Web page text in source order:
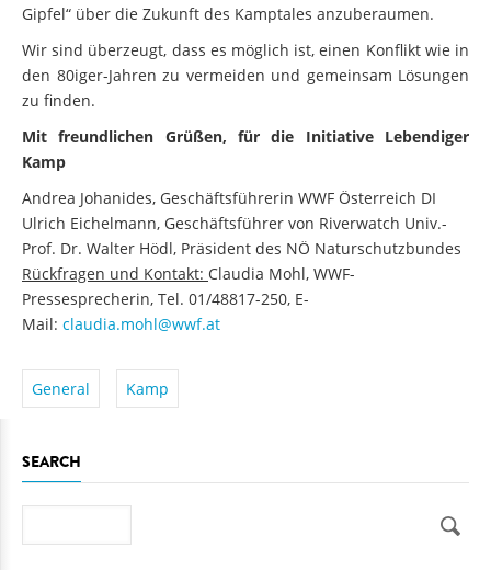
Gipfel“ über die Zukunft des Kamptales anzuberaumen.
Wir sind überzeugt, dass es möglich ist, einen Konflikt wie in
den 80iger-Jahren zu vermeiden und gemeinsam Lösungen
zu finden.
Mit freundlichen Grüßen, für die Initiative Lebendiger
Kamp
Andrea Johanides, Geschäftsführerin WWF Österreich DI
Ulrich Eichelmann, Geschäftsführer von Riverwatch Univ.-
Prof. Dr. Walter Hödl, Präsident des NÖ Naturschutzbundes
Rückfragen und Kontakt: Claudia Mohl, WWF-
Pressesprecherin, Tel. 01/48817-250, E-
Mail: claudia.mohl@wwf.at
General Kamp
SEARCH